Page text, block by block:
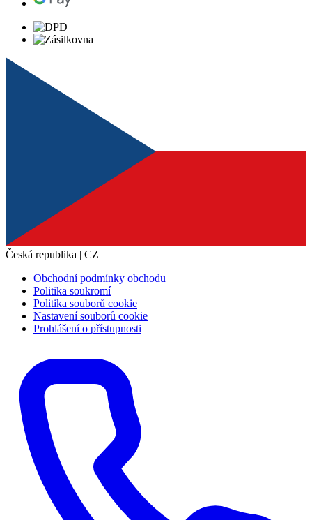
Česká republika | CZ
Obchodní podmínky obchodu
Politika soukromí
Politika souborů cookie
Nastavení souborů cookie
Prohlášení o přístupnosti